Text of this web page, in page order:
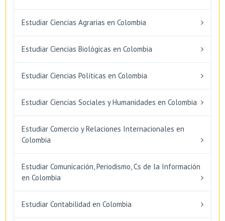
Estudiar Ciencias Agrarias en Colombia
Estudiar Ciencias Biológicas en Colombia
Estudiar Ciencias Políticas en Colombia
Estudiar Ciencias Sociales y Humanidades en Colombia
Estudiar Comercio y Relaciones Internacionales en
Colombia
Estudiar Comunicación, Periodismo, Cs de la Información
en Colombia
Estudiar Contabilidad en Colombia